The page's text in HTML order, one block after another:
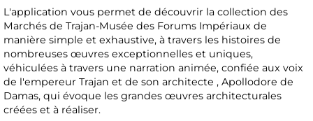
L'application vous permet de découvrir la collection des
Marchés de Trajan-Musée des Forums Impériaux de
manière simple et exhaustive, à travers les histoires de
nombreuses œuvres exceptionnelles et uniques,
véhiculées à travers une narration animée, confiée aux voix
de l'empereur Trajan et de son architecte , Apollodore de
Damas, qui évoque les grandes œuvres architecturales
créées et à réaliser.